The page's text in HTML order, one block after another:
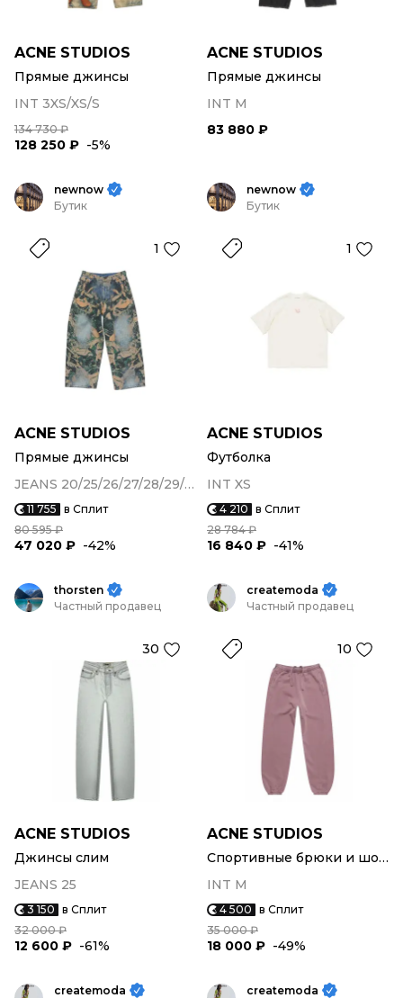
ACNE STUDIOS
Прямые джинсы
INT 3XS/XS/S
134 730 ₽
128 250 ₽ -5%
ACNE STUDIOS
Прямые джинсы
INT M
83 880 ₽
newnow
Бутик
1
ACNE STUDIOS
Прямые джинсы
JEANS 20/25/26/27/28/29/30/31
11 755 в Сплит
80 595 ₽
47 020 ₽ -42%
newnow
Бутик
1
ACNE STUDIOS
Футболка
INT XS
4 210 в Сплит
28 784 ₽
16 840 ₽ -41%
thorsten
Частный продавец
30
ACNE STUDIOS
Джинсы слим
JEANS 25
3 150 в Сплит
32 000 ₽
12 600 ₽ -61%
createmoda
Частный продавец
10
ACNE STUDIOS
Спортивные брюки и шорты
INT M
4 500 в Сплит
35 000 ₽
18 000 ₽ -49%
createmoda
createmoda